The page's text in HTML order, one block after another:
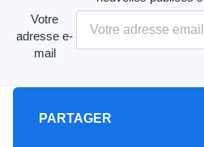
Votre
adresse e-
mail
A propos
PARTAGER